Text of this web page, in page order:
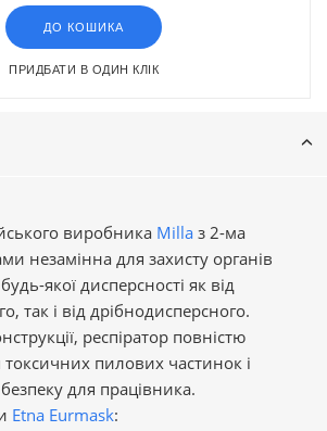
ДО КОШИКА
ПРИДБАТИ В ОДИН КЛІК
виробника Milla з 2-ма
незамінна для захисту органів
якої дисперсності як від
так і від дрібнодисперсного.
респіратор повністю
пилових частинок і
для працівника.
Etna Eurmask: